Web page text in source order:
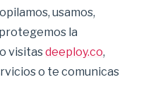
usamos,
la
visitasdeeploy.co,
o te comunicas